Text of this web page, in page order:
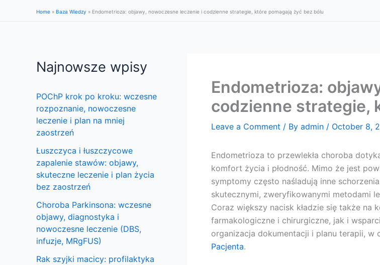
Home » Baza Wiedzy » Endometrioza: objawy, nowoczesne leczenie i codzienne strategie, które pomagają żyć bez bólu
Najnowsze wpisy
POChP krok po kroku: wczesne
rozpoznanie, nowoczesne
leczenie i plan na mniej
zaostrzeń
Łuszczyca i łuszczycowe
zapalenie stawów: objawy,
skuteczne leczenie i plan życia
bez zaostrzeń
Choroba Parkinsona: wczesne
objawy, diagnostyka i
nowoczesne leczenie (DBS,
infuzje, MRgFUS)
Rak szyjki macicy: profilaktyka
Endometrioza:
codzienne strategie,
Leave a Comment / By admin / October 8,
Endometrioza to przewlekła choroba
komfort życia i płodność. Mimo że jest
symptomy często naśladują inne
skutecznymi, zweryfikowanymi metodami
Coraz większy nacisk kładzie się także na
farmakologiczne i chirurgiczne, jak i
organizacja dokumentacji i planu terapii, w
Pacjenta.